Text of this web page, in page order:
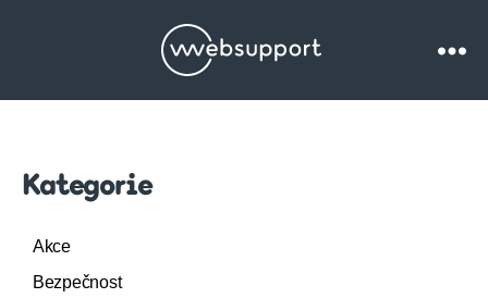
Websupport.cz
Kategorie
Akce
Bezpečnost